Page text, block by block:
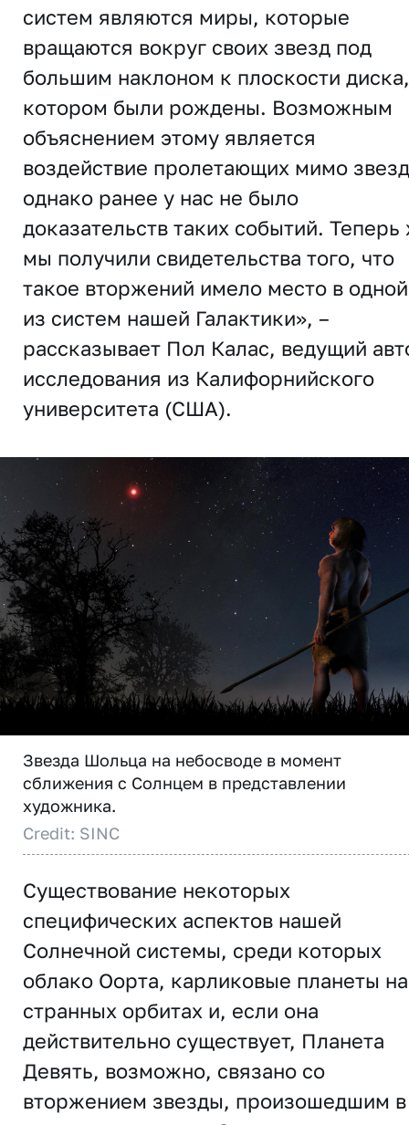
систем являются миры, которые
вращаются вокруг своих звезд под
большим наклоном к плоскости
котором были рождены. Возможным
объяснением этому является
воздействие пролетающих мимо
однако ранее у нас не было
доказательств таких событий.
мы получили свидетельства того, что
такое вторжений имело место в одной
из систем нашей Галактики», –
рассказывает Пол Калас, ведущий
исследования из Калифорнийского
университета (США).
Звезда Шольца на небосводе в момент
сближения с Солнцем в представлении
художника.
Credit: SINC
Существование некоторых
специфических аспектов нашей
Солнечной системы, среди которых
облако Оорта, карликовые планеты на
странных орбитах и, если она
действительно существует, Планета
Девять, возможно, связано со
вторжением звезды, произошедшим в